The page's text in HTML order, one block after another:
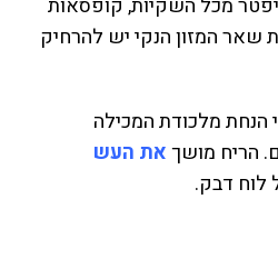
שאר המזון הנקי יש להרחיק
הנחת מלכודת המכילה
הריח מושךאת העש
לוח דבק.